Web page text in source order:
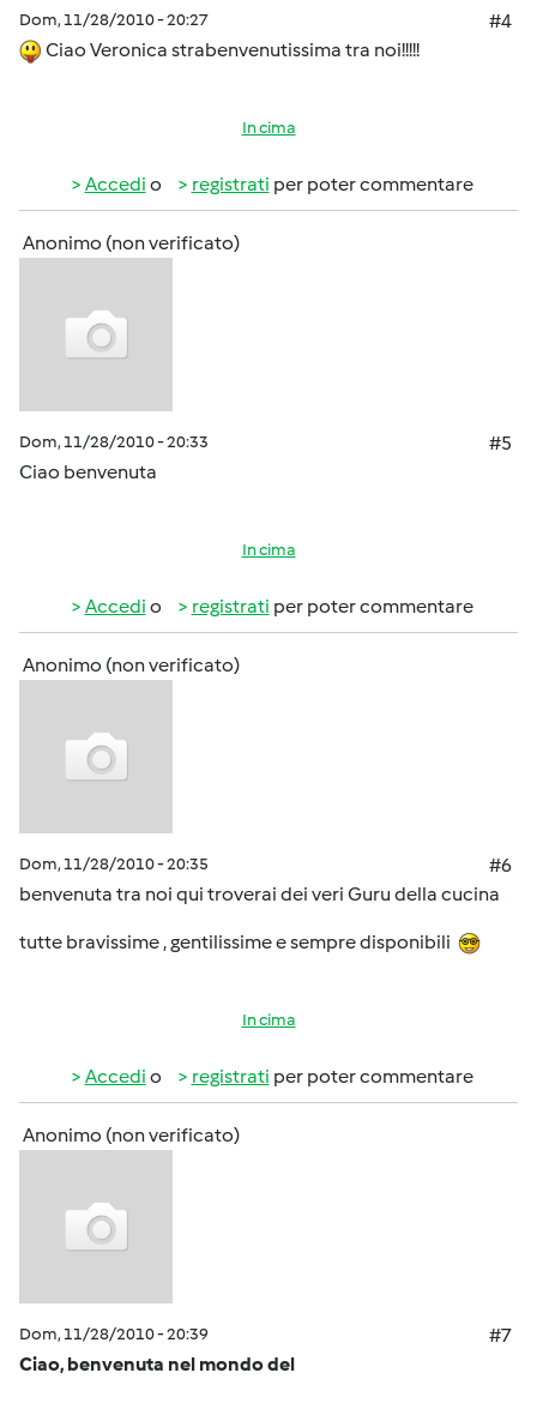
Dom, 11/28/2010 - 20:27
#4
Ciao Veronica strabenvenutissima tra noi!!!!!
In cima
Accedi o registrati per poter commentare
Anonimo (non verificato)
Dom, 11/28/2010 - 20:33
#5
Ciao benvenuta
In cima
Accedi o registrati per poter commentare
Anonimo (non verificato)
Dom, 11/28/2010 - 20:35
#6
benvenuta tra noi qui troverai dei veri Guru della cucina
tutte bravissime , gentilissime e sempre disponibili
In cima
Accedi o registrati per poter commentare
Anonimo (non verificato)
Dom, 11/28/2010 - 20:39
#7
Ciao, benvenuta nel mondo del